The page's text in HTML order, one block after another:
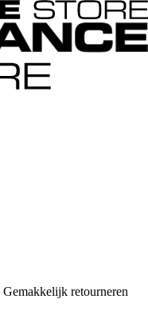
Gemakkelijk retourneren